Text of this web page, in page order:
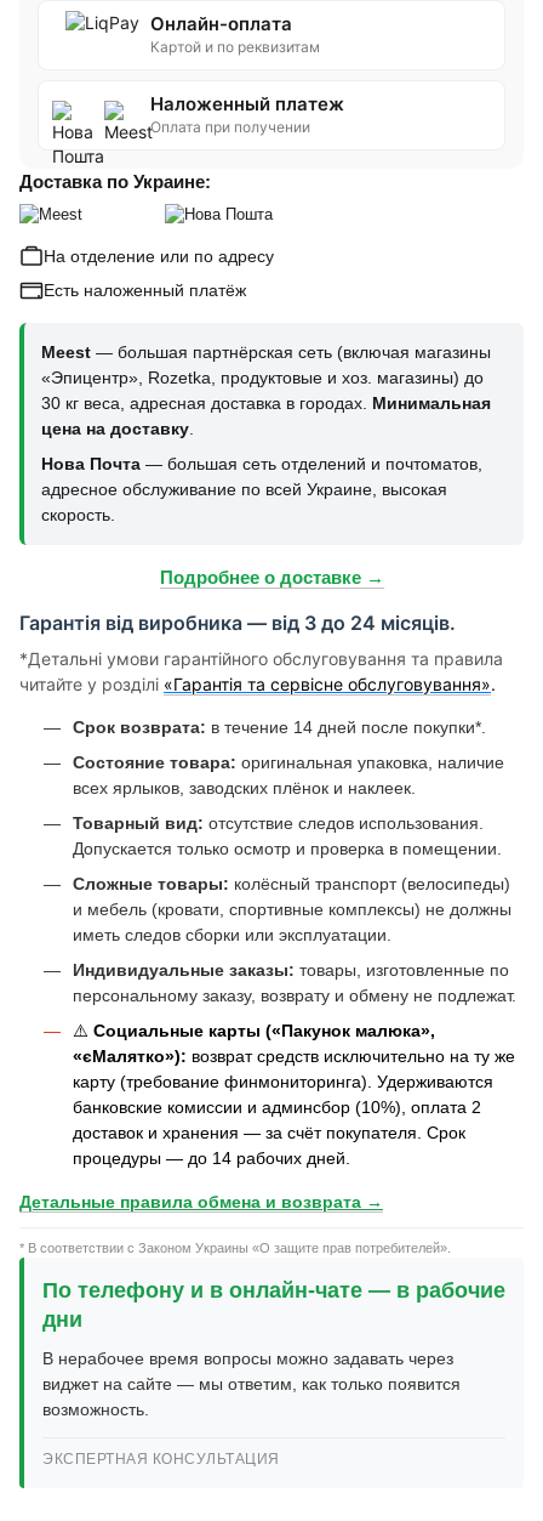
Онлайн-оплата
Картой и по реквизитам
Наложенный платеж
Оплата при получении
Доставка по Украине:
На отделение или по адресу
Есть наложенный платёж
Meest — большая партнёрская сеть (включая магазины
«Эпицентр», Rozetka, продуктовые и хоз. магазины) до
30 кг веса, адресная доставка в городах. Минимальная
цена на доставку
Нова Почта — большая сеть отделений и почтоматов,
адресное обслуживание по всей Украине, высокая
скорость.
Подробнее о доставке →
Гарантія від виробника — від 3 до 24 місяців.
*Детальні умови гарантійного обслуговування та правила
читайте у розділі «Гарантія та сервісне обслуговування».
Срок возврата: в течение 14 дней после покупки*.
Состояние товара: оригинальная упаковка, наличие
всех ярлыков, заводских плёнок и наклеек.
Товарный вид: отсутствие следов использования.
Допускается только осмотр и проверка в помещении.
Сложные товары: колёсный транспорт (велосипеды)
и мебель (кровати, спортивные комплексы) не должны
иметь следов сборки или эксплуатации.
Индивидуальные заказы: товары, изготовленные по
персональному заказу, возврату и обмену не подлежат.
⚠️ Социальные карты («Пакунок малюка»,
«єМалятко»): возврат средств исключительно на ту же
карту (требование финмониторинга). Удерживаются
банковские комиссии и админсбор (10%), оплата 2
доставок и хранения — за счёт покупателя. Срок
процедуры — до 14 рабочих дней.
Детальные правила обмена и возврата →
* В соответствии с Законом Украины «О защите прав потребителей».
По телефону и в онлайн-чате — в рабочие
дни
В нерабочее время вопросы можно задавать через
виджет на сайте — мы ответим, как только появится
возможность.
ЭКСПЕРТНАЯ КОНСУЛЬТАЦИЯ